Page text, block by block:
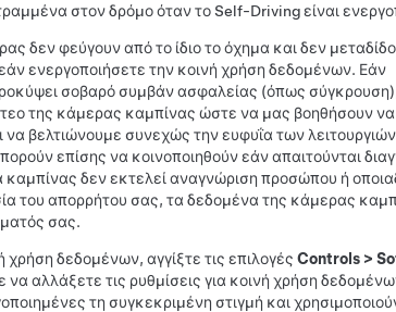
στον δρόμο όταν τοSelf-Drivingείναι
δεν φεύγουν από το ίδιο το όχημα και δεν
ενεργοποιήσετε την κοινή χρήση δεδομένων. Εάν
σοβαρό συμβάν ασφαλείας (όπως
της κάμερας καμπίνας ώστε να μας βοηθήσουν
βελτιώνουμε συνεχώς την ευφυΐα των
επίσης να κοινοποιηθούν εάν απαιτούνται
δεν εκτελεί αναγνώριση προσώπου ή
του απορρήτου σας, τα δεδομένα της κάμερας
σας.
χρήση δεδομένων, αγγίξτε τις επιλογές Controls >
να αλλάξετε τις ρυθμίσεις για κοινή χρήση
τη συγκεκριμένη στιγμή και